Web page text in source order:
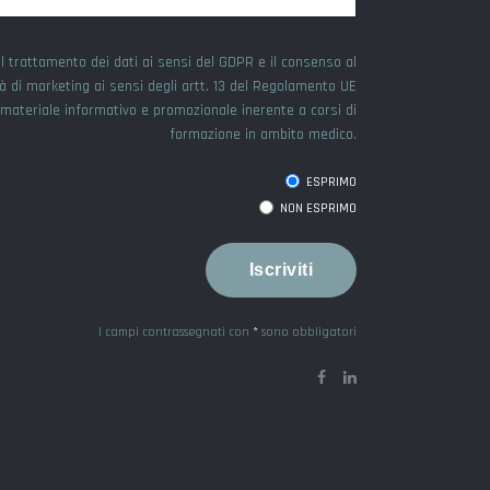
trattamento dei dati ai sensi del GDPR e il consenso al
marketing ai sensi degli artt. 13 del Regolamento UE
informativo e promozionale inerente a corsi di
formazione in ambito medico.
ESPRIMO
NON ESPRIMO
I campi contrassegnati con * sono obbligatori